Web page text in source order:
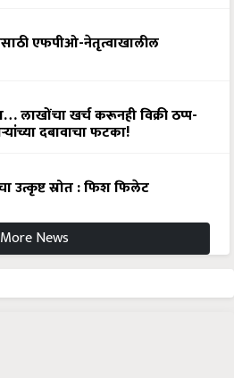
एफपीओ-नेतृत्वाखालील
लाखोंचा खर्च करूनही विक्री ठप्प-
दबावाचा फटका!
उत्कृष्ट स्रोत : फिश फिलेट
More News